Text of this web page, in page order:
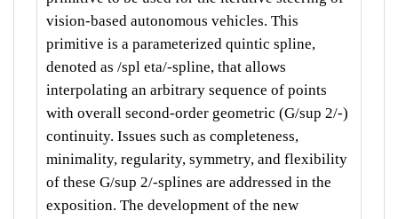
vision-based autonomous vehicles. This
primitive is a parameterized quintic spline,
denoted as /spl eta/-spline, that allows
interpolating an arbitrary sequence of points
with overall second-order geometric (G/sup 2/-)
continuity. Issues such as completeness,
minimality, regularity, symmetry, and flexibility
of these G/sup 2/-splines are addressed in the
exposition. The development of the new